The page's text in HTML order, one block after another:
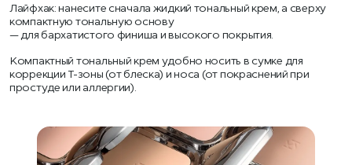
Лайфхак: нанесите сначала жидкий тональный крем, а сверху
компактную тональную основу
— для бархатистого финиша и высокого покрытия.
Компактный тональный крем удобно носить в сумке для
коррекции Т-зоны (от блеска) и носа (от покраснений при
простуде или аллергии).